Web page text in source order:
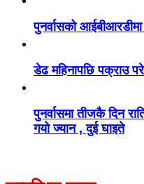
पुनर्वासको
डेढ महिनापछि पक्राउ परे
पुनर्वासमा तीजकै दिन
गयो ज्यान , दुई घाइते